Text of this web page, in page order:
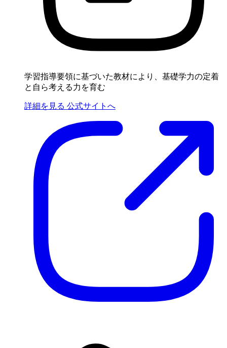
学習指導要領に基づいた教材により、基礎学力の定着
と自ら考える力を育む
詳細を見る 公式サイトへ